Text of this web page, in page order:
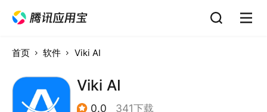
首页 软件 Viki AI
Viki AI
0.0 341下载